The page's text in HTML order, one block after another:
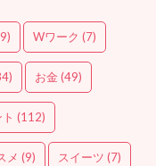
Wワーク (7)
お金 (49)
(112)
メ (9) スイーツ (7)